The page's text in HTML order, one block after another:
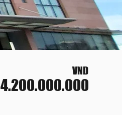
VND
4.200.000.000